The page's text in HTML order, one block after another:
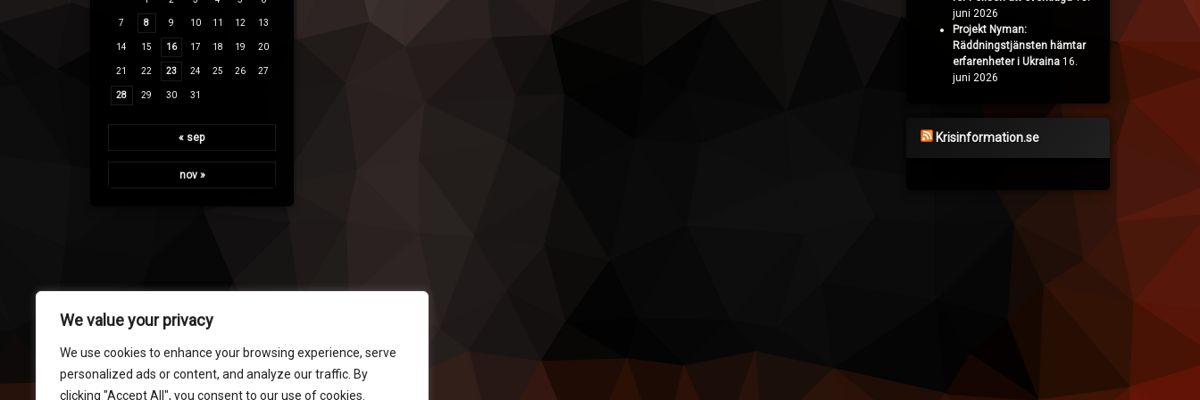
We value your privacy
We use cookies to enhance your browsing experience, serve
personalized ads or content, and analyze our traffic. By
clicking "Accept All", you consent to our use of cookies.
7 8 9 10 11 12 13
14 15 16 17 18 19 20
21 22 23 24 25 26 27
28 29 30 31
« sep
nov »
juni 2026
Projekt Nyman:
Räddningstjänsten hämtar
erfarenheter i Ukraina 16.
juni 2026
Krisinformation.se